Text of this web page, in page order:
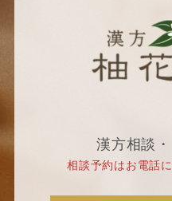
漢方相談
相談予約はお電話